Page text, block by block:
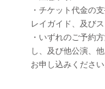
・チケット代金の
レイガイド、及び
・いずれのご予約
し、及び他公演、
お申し込みください